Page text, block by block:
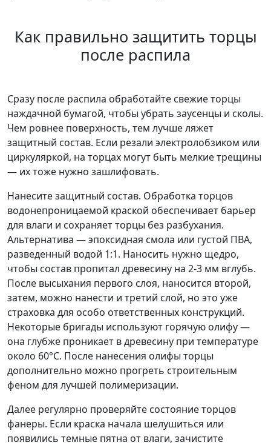
Как правильно защитить торцы
после распила
Сразу после распила обработайте свежие торцы
наждачной бумагой, чтобы убрать заусенцы и сколы.
Чем ровнее поверхность, тем лучше ляжет
защитный состав. Если резали электролобзиком или
циркуляркой, на торцах могут быть мелкие трещины
— их тоже нужно зашлифовать.
Нанесите защитный состав. Обработка торцов
водонепроницаемой краской обеспечивает барьер
для влаги и сохраняет торцы без разбухания.
Альтернатива — эпоксидная смола или густой ПВА,
разведенный водой 1:1. Наносить нужно щедро,
чтобы состав пропитал древесину на 2-3 мм вглубь.
После высыхания первого слоя, наносится второй,
затем, можно нанести и третий слой, но это уже
страховка для особо ответственных конструкций.
Некоторые бригады используют горячую олифу —
она глубже проникает в древесину при температуре
около 60°C. После нанесения олифы торцы
дополнительно можно прогреть строительным
феном для лучшей полимеризации.
Далее регулярно проверяйте состояние торцов
фанеры. Если краска начала шелушиться или
появились темные пятна от влаги, зачистите